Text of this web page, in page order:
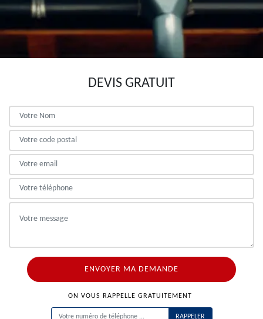
DEVIS GRATUIT
ON VOUS RAPPELLE GRATUITEMENT